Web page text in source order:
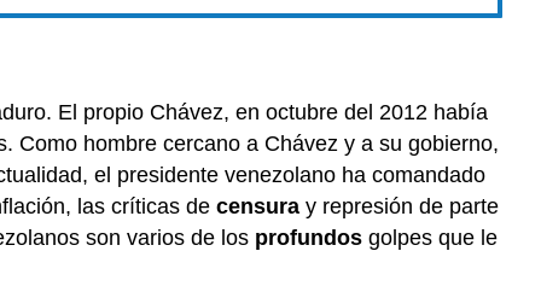
El propio Chávez, en octubre del 2012 había
Como hombre cercano a Chávez y a su gobierno,
el presidente venezolano ha comandado
las críticas de censura y represión de parte
son varios de los profundos golpes que le